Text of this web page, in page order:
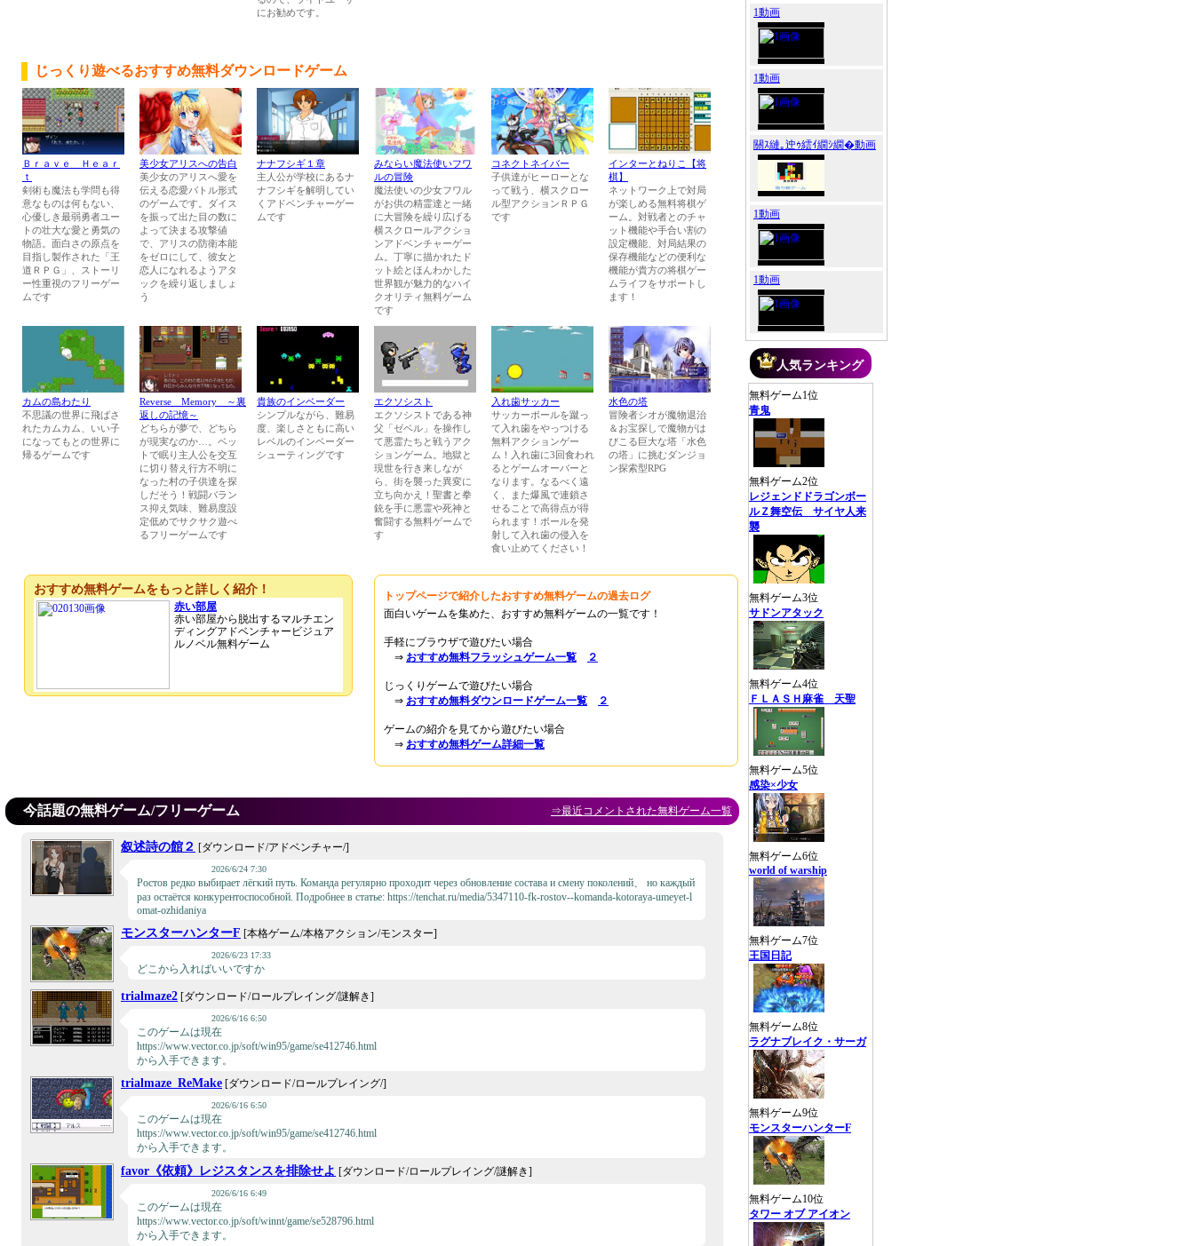
にお勧めです。
じっくり遊べるおすすめ無料ダウンロードゲーム
Ｂｒａｖｅ Ｈｅａｒ
ｔ
剣術も魔法も学問も得
意なものは何もない、
心優しき最弱勇者ユー
トの壮大な愛と勇気の
物語。面白さの原点を
目指し製作された「王
道ＲＰＧ」、ストーリ
ー性重視のフリーゲー
ムです
美少女アリスへの告白
美少女のアリスへ愛を
伝える恋愛バトル形式
のゲームです。ダイス
を振って出た目の数に
よって決まる攻撃値
で、アリスの防衛本能
をゼロにして、彼女と
恋人になれるようアタ
ックを繰り返しましょ
う
ナナフシギ１章
主人公が学校にあるナ
ナフシギを解明してい
くアドベンチャーゲー
ムです
みならい魔法使いフワ
ルの冒険
魔法使いの少女フワル
がお供の精霊達と一緒
に大冒険を繰り広げる
横スクロールアクショ
ンアドベンチャーゲー
ム。丁寧に描かれたド
ット絵とほんわかした
世界観が魅力的なハイ
クオリティ無料ゲーム
です
コネクトネイバー
子供達がヒーローとな
って戦う、横スクロー
ル型アクションＲＰＧ
です
インターとねりこ【将
棋】
ネットワーク上で対局
が楽しめる無料将棋ゲ
ーム。対戦者とのチャ
ット機能や手合い割の
設定機能、対局結果の
保存機能などの便利な
機能が貴方の将棋ゲー
ムライフをサポートし
ます！
カムの島わたり
不思議の世界に飛ばさ
れたカムカム、いい子
になってもとの世界に
帰るゲームです
Reverse Memory ～裏
返しの記憶～
どちらが夢で、どちら
が現実なのか…。ベッ
トで眠り主人公を交互
に切り替え行方不明に
なった村の子供達を探
しだそう！戦闘バラン
ス抑え気味、難易度設
定低めでサクサク遊べ
るフリーゲームです
貴族のインベーダー
シンプルながら、難易
度、楽しさともに高い
レベルのインベーダー
シューティングです
エクソシスト
エクソシストである神
父「ゼベル」を操作し
て悪霊たちと戦うアク
ションゲーム。地獄と
現世を行き来しなが
ら、街を襲った異変に
立ち向かえ！聖書と拳
銃を手に悪霊や死神と
奮闘する無料ゲームで
す
入れ歯サッカー
サッカーボールを蹴っ
て入れ歯をやっつける
無料アクションゲー
ム！入れ歯に3回食われ
るとゲームオーバーと
なります。なるべく遠
く、また爆風で連鎖さ
せることで高得点が得
られます！ボールを発
射して入れ歯の侵入を
食い止めてください！
水色の塔
冒険者シオが魔物退治
＆お宝探しで魔物がは
びこる巨大な塔「水色
の塔」に挑むダンジョ
ン探索型RPG
おすすめ無料ゲームをもっと詳しく紹介！
赤い部屋
赤い部屋から脱出するマルチエン
ディングアドベンチャービジュア
ルノベル無料ゲーム
トップページで紹介したおすすめ無料ゲームの過去ログ
面白いゲームを集めた、おすすめ無料ゲームの一覧です！
手軽にブラウザで遊びたい場合
⇒ おすすめ無料フラッシュゲーム一覧 ２
じっくりゲームで遊びたい場合
⇒ おすすめ無料ダウンロードゲーム一覧 ２
ゲームの紹介を見てから遊びたい場合
⇒ おすすめ無料ゲーム詳細一覧
⇒最近コメントされた無料ゲーム一覧
今話題の無料ゲーム/フリーゲーム
叙述詩の館２ [ダウンロード/アドベンチャー/]
2026/6/24 7:30
Ростов редко выбирает лёгкий путь. Команда регулярно проходит через обновление состава и смену поколений、 но каждый
раз остаётся конкурентоспособной. Подробнее в статье: https://tenchat.ru/media/5347110-fk-rostov--komanda-kotoraya-umeyet-l
omat-ozhidaniya
モンスターハンターF [本格ゲーム/本格アクション/モンスター]
2026/6/23 17:33
どこから入ればいいですか
trialmaze2 [ダウンロード/ロールプレイング/謎解き]
2026/6/16 6:50
このゲームは現在
https://www.vector.co.jp/soft/win95/game/se412746.html
から入手できます。
trialmaze_ReMake [ダウンロード/ロールプレイング/]
2026/6/16 6:50
このゲームは現在
https://www.vector.co.jp/soft/win95/game/se412746.html
から入手できます。
favor《依頼》レジスタンスを排除せよ [ダウンロード/ロールプレイング/謎解き]
2026/6/16 6:49
このゲームは現在
https://www.vector.co.jp/soft/winnt/game/se528796.html
から入手できます。
1動画
1動画
關ｽ縺｡迚ｩ繧ｲ繝ｼ繝�動画
1動画
1動画
人気ランキング
無料ゲーム1位
青鬼
無料ゲーム2位
レジェンドドラゴンボー
ルＺ舞空伝 サイヤ人来
襲
無料ゲーム3位
サドンアタック
無料ゲーム4位
ＦＬＡＳＨ麻雀 天聖
無料ゲーム5位
感染×少女
無料ゲーム6位
world of warship
無料ゲーム7位
王国日記
無料ゲーム8位
ラグナブレイク・サーガ
無料ゲーム9位
モンスターハンターF
無料ゲーム10位
タワー オブ アイオン